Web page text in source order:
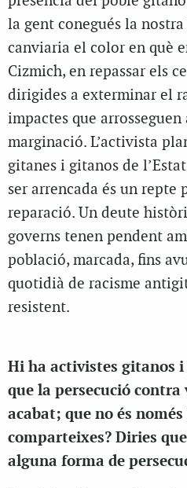
la gent conegués la
canviaria el color en què
Cizmich, en repassar els
dirigides a exterminar el
impactes que arrosseguen
marginació. L’activista
gitanes i gitanos de
ser arrencada és un repte
reparació. Un deute
governs tenen pendent
població, marcada, fins
quotidià de racisme
resistent.
Hi ha activistes gitanos
que la persecució contra
acabat; que no és
comparteixes? Diries
alguna forma de